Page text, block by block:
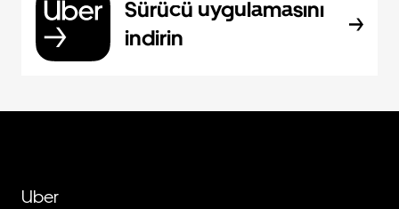
Sürücü uygulamasını
indirin
Uber